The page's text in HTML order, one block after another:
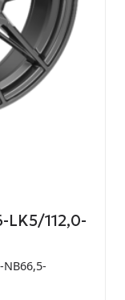
LK5/112,0-
NB66,5-